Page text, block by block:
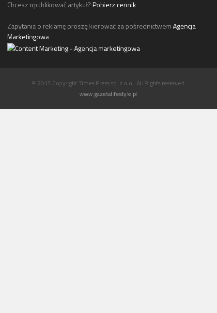
Chcesz opublikować artykuł?Pobierz cennik
Zapytania o reklamę proszę kierować za pośrednictwemAgencja
Marketingowa
© 2015 Copyright Times Press sp. z o.o.. All Rights reserved.
www.gazetalifestyle.pl